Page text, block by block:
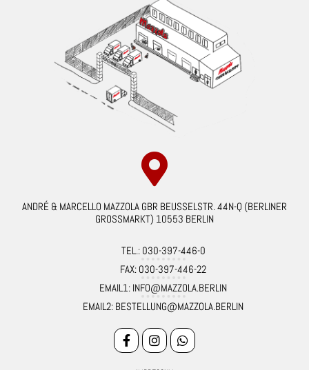
ANDRÉ & MARCELLO MAZZOLA GBR BEUSSELSTR. 44N-Q (BERLINER
GROSSMARKT) 10553 BERLIN
TEL.: 030-397-446-0
FAX: 030-397-446-22
EMAIL1: INFO@MAZZOLA.BERLIN
EMAIL2: BESTELLUNG@MAZZOLA.BERLIN